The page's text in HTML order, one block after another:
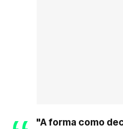
"A forma como